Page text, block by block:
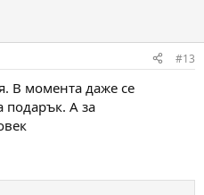
#13
В момента даже се
подарък. А за